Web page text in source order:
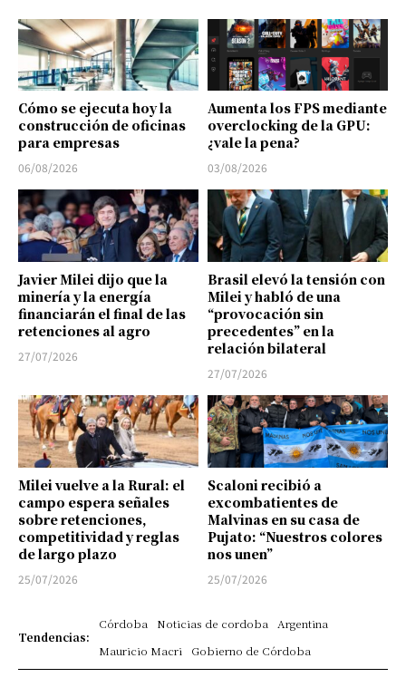
Cómo se ejecuta hoy la
construcción de oficinas
para empresas
06/08/2026
Aumenta los FPS mediante
overclocking de la GPU:
¿vale la pena?
03/08/2026
Javier Milei dijo que la
minería y la energía
financiarán el final de las
retenciones al agro
27/07/2026
Brasil elevó la tensión con
Milei y habló de una
“provocación sin
precedentes” en la
relación bilateral
27/07/2026
Milei vuelve a la Rural: el
campo espera señales
sobre retenciones,
competitividad y reglas
de largo plazo
25/07/2026
Scaloni recibió a
excombatientes de
Malvinas en su casa de
Pujato: “Nuestros colores
nos unen”
25/07/2026
Tendencias:
Córdoba Noticias de cordoba
Argentina
Mauricio Macri
Gobierno de Córdoba